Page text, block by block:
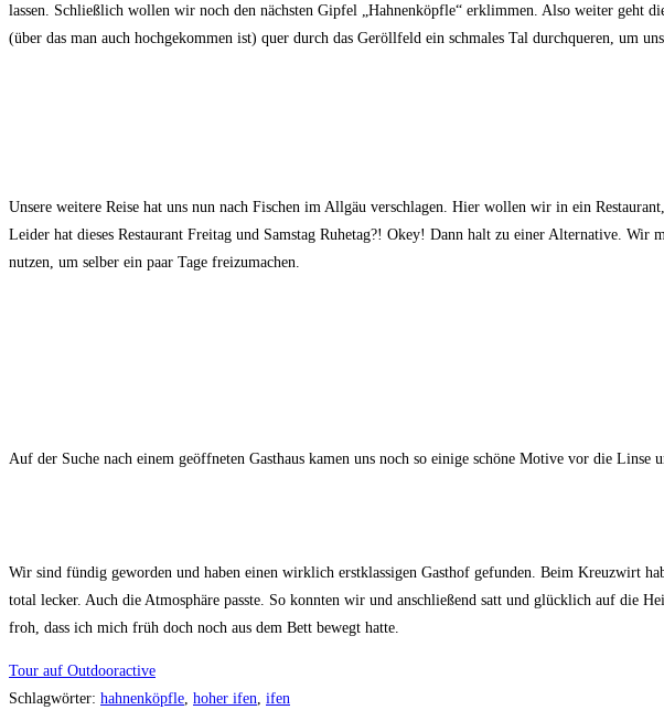
lassen. Schließlich wollen wir noch den nächsten Gipfel „Hahnenköpfle“ erklimmen. Also weiter geht
(über das man auch hochgekommen ist) quer durch das Geröllfeld ein schmales Tal durchqueren, um
Unsere weitere Reise hat uns nun nach Fischen im Allgäu verschlagen. Hier wollen wir in ein
Leider hat dieses Restaurant Freitag und Samstag Ruhetag?! Okey! Dann halt zu einer Alternative. Wir
nutzen, um selber ein paar Tage freizumachen.
Auf der Suche nach einem geöffneten Gasthaus kamen uns noch so einige schöne Motive vor die
Wir sind fündig geworden und haben einen wirklich erstklassigen Gasthof gefunden. Beim Kreuzwirt
total lecker. Auch die Atmosphäre passte. So konnten wir und anschließend satt und glücklich auf die
froh, dass ich mich früh doch noch aus dem Bett bewegt hatte.
Tour auf Outdooractive
Schlagwörter: hahnenköpfle, hoher ifen, ifen